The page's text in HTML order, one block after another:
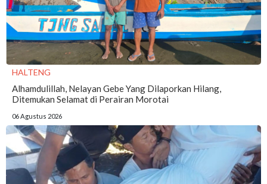
HALTENG
Alhamdulillah, Nelayan Gebe Yang Dilaporkan Hilang,
Ditemukan Selamat di Perairan Morotai
06 Agustus 2026